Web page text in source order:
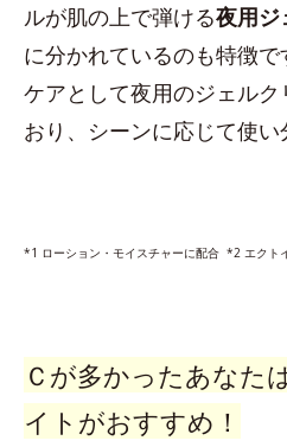
ルが肌の上で弾ける夜用ジ
に分かれているのも特徴
ケアとして夜用のジェル
おり、シーンに応じて使い
*1 ローション・モイスチャーに配合 *2 エクト
Ｃが多かったあなた
イトがおすすめ！